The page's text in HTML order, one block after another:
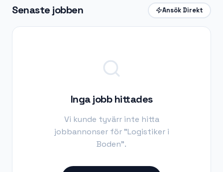
Senaste jobben Ansök Direkt
Inga jobb hittades
Vi kunde tyvärr inte hitta
jobbannonser för "Logistiker i
Boden".